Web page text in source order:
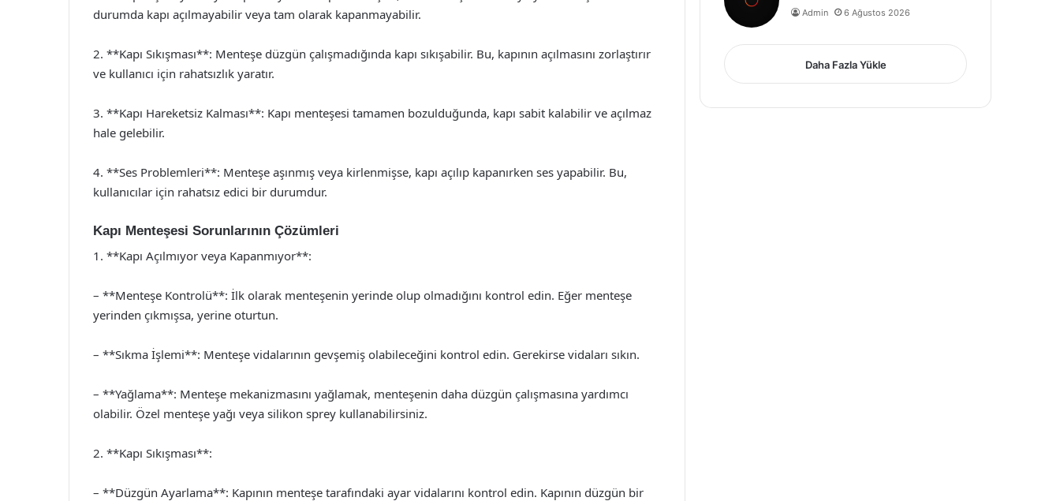
durumda kapı açılmayabilir veya tam olarak kapanmayabilir.
2. **Kapı Sıkışması**: Menteşe düzgün çalışmadığında kapı sıkışabilir. Bu, kapının açılmasını zorlaştırır
ve kullanıcı için rahatsızlık yaratır.
3. **Kapı Hareketsiz Kalması**: Kapı menteşesi tamamen bozulduğunda, kapı sabit kalabilir ve açılmaz
hale gelebilir.
4. **Ses Problemleri**: Menteşe aşınmış veya kirlenmişse, kapı açılıp kapanırken ses yapabilir. Bu,
kullanıcılar için rahatsız edici bir durumdur.
Kapı Menteşesi Sorunlarının Çözümleri
1. **Kapı Açılmıyor veya Kapanmıyor**:
– **Menteşe Kontrolü**: İlk olarak menteşenin yerinde olup olmadığını kontrol edin. Eğer menteşe
yerinden çıkmışsa, yerine oturtun.
– **Sıkma İşlemi**: Menteşe vidalarının gevşemiş olabileceğini kontrol edin. Gerekirse vidaları sıkın.
– **Yağlama**: Menteşe mekanizmasını yağlamak, menteşenin daha düzgün çalışmasına yardımcı
olabilir. Özel menteşe yağı veya silikon sprey kullanabilirsiniz.
2. **Kapı Sıkışması**:
– **Düzgün Ayarlama**: Kapının menteşe tarafındaki ayar vidalarını kontrol edin. Kapının düzgün bir
Admin 6 Ağustos 2026
Daha Fazla Yükle